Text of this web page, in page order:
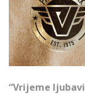
“Vrijeme